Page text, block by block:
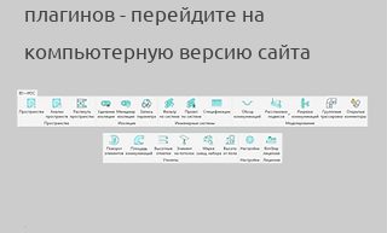
плагинов - перейдите на
компьютерную версию сайта